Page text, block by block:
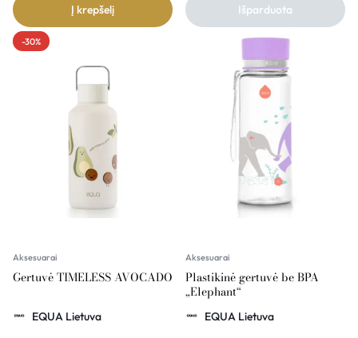
Į krepšelį Išparduota
-30%
Aksesuarai
Gertuvė TIMELESS AVOCADO
EQUA Lietuva
Aksesuarai
Plastikinė gertuvė be BPA
„Elephant“
EQUA Lietuva